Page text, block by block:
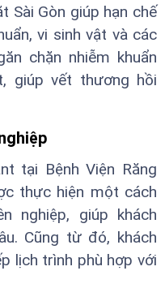
Sài Gòn giúp hạn chế
vi sinh vật và các
chặn nhiễm khuẩn
giúp vết thương hồi
tại Bệnh Viện Răng
thực hiện một cách
nghiệp, giúp khách
Cũng từ đó, khách
lịch trình phù hợp với